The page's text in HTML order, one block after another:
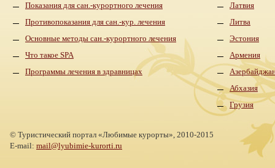
Показания для сан.-курортного лечения
Противопоказания для сан.-кур. лечения
Основные методы сан.-курортного лечения
Что такое SPA
Программы лечения в здравницах
Латвия
Литва
Эстония
Армения
Абхазия
Грузия
© Туристический портал «Любимые курорты», 2010-2015
E-mail: mail@lyubimie-kurorti.ru